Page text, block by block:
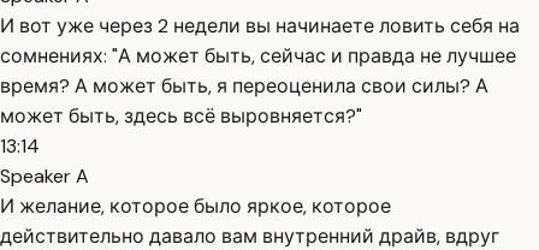
И вот уже через 2 недели вы начинаете ловить себя на
сомнениях: "А может быть, сейчас и правда не лучшее
время? А может быть, я переоценила свои силы? А
может быть, здесь всё выровняется?"
13:14
Speaker A
И желание, которое было яркое, которое
действительно давало вам внутренний драйв, вдруг